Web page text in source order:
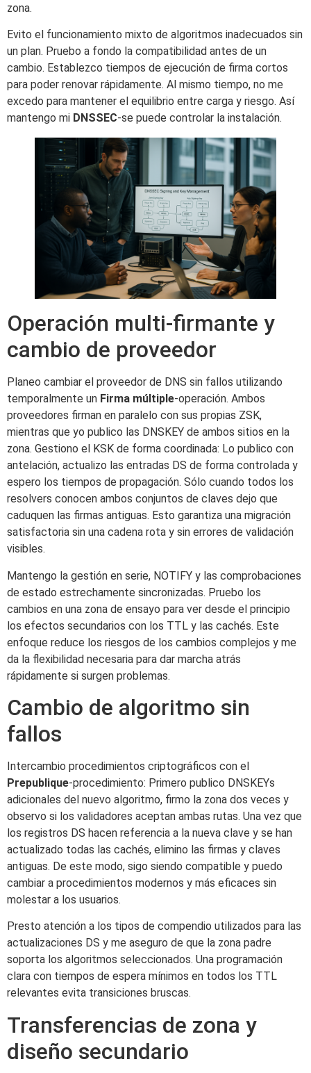
zona.
Evito el funcionamiento mixto de algoritmos inadecuados sin
un plan. Pruebo a fondo la compatibilidad antes de un
cambio. Establezco tiempos de ejecución de firma cortos
para poder renovar rápidamente. Al mismo tiempo, no me
excedo para mantener el equilibrio entre carga y riesgo. Así
mantengo mi DNSSEC-se puede controlar la instalación.
Operación multi-firmante y
cambio de proveedor
Planeo cambiar el proveedor de DNS sin fallos utilizando
temporalmente un Firma múltiple-operación. Ambos
proveedores firman en paralelo con sus propias ZSK,
mientras que yo publico las DNSKEY de ambos sitios en la
zona. Gestiono el KSK de forma coordinada: Lo publico con
antelación, actualizo las entradas DS de forma controlada y
espero los tiempos de propagación. Sólo cuando todos los
resolvers conocen ambos conjuntos de claves dejo que
caduquen las firmas antiguas. Esto garantiza una migración
satisfactoria sin una cadena rota y sin errores de validación
visibles.
Mantengo la gestión en serie, NOTIFY y las comprobaciones
de estado estrechamente sincronizadas. Pruebo los
cambios en una zona de ensayo para ver desde el principio
los efectos secundarios con los TTL y las cachés. Este
enfoque reduce los riesgos de los cambios complejos y me
da la flexibilidad necesaria para dar marcha atrás
rápidamente si surgen problemas.
Cambio de algoritmo sin
fallos
Intercambio procedimientos criptográficos con el
Prepublique-procedimiento: Primero publico DNSKEYs
adicionales del nuevo algoritmo, firmo la zona dos veces y
observo si los validadores aceptan ambas rutas. Una vez que
los registros DS hacen referencia a la nueva clave y se han
actualizado todas las cachés, elimino las firmas y claves
antiguas. De este modo, sigo siendo compatible y puedo
cambiar a procedimientos modernos y más eficaces sin
molestar a los usuarios.
Presto atención a los tipos de compendio utilizados para las
actualizaciones DS y me aseguro de que la zona padre
soporta los algoritmos seleccionados. Una programación
clara con tiempos de espera mínimos en todos los TTL
relevantes evita transiciones bruscas.
Transferencias de zona y
diseño secundario